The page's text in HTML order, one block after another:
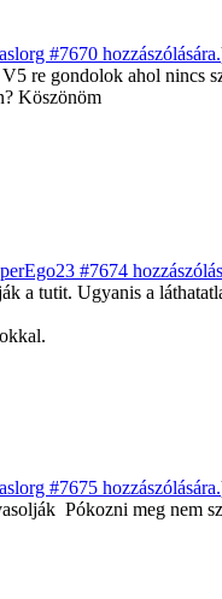
#7670 hozzászólására.
re gondolok ahol nincs
Köszönöm
#7674
a tutit. Ugyanis a
#7675 hozzászólására.
Pókozni meg nem